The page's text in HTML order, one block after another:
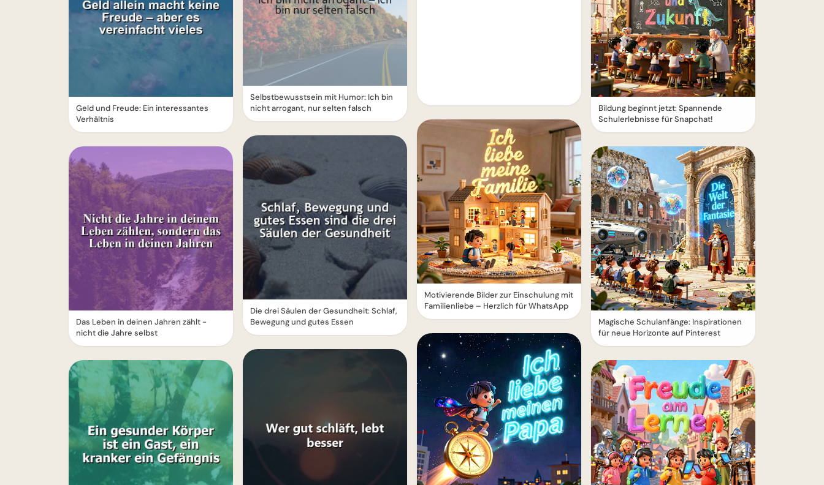
Geld und Freude: Ein interessantes
Verhältnis
Das Leben in deinen Jahren zählt -
nicht die Jahre selbst
Selbstbewusstsein mit Humor: Ich bin
nicht arrogant, nur selten falsch
Die drei Säulen der Gesundheit: Schlaf,
Bewegung und gutes Essen
Motivierende Bilder zur Einschulung mit
Familienliebe – Herzlich für WhatsApp
Bildung beginnt jetzt: Spannende
Schulerlebnisse für Snapchat!
Magische Schulanfänge: Inspirationen
für neue Horizonte auf Pinterest